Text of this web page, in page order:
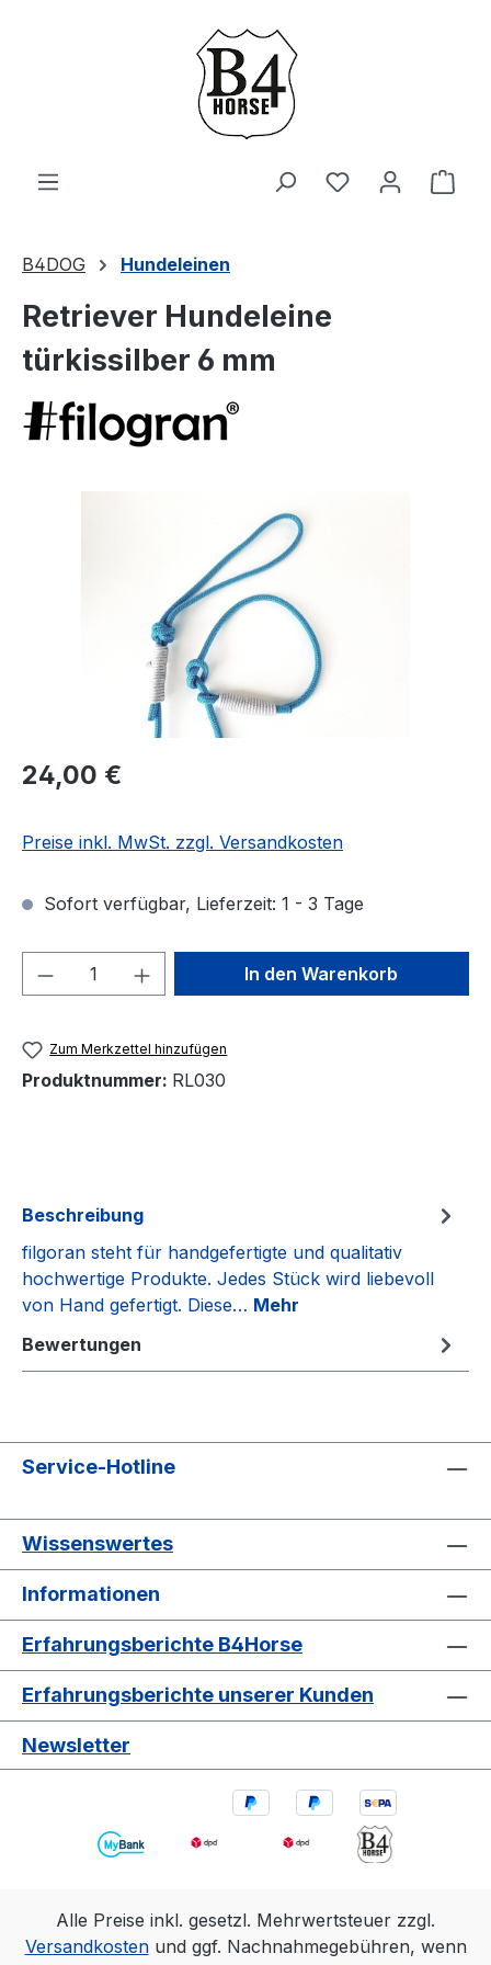
Zum Hauptinhalt springen
Du hast 0
B4DOG Hundeleinen
Retriever Hundeleine
türkissilber 6 mm
Regulärer Preis:
24,00 €
Preise inkl. MwSt. zzgl. Versandkosten
Sofort verfügbar, Lieferzeit: 1 - 3 Tage
Produkt Anzahl: Gib denIn den Warenkorb
Zum Merkzettel hinzufügen
Produktnummer: RL030
Beschreibung
filgoran steht für handgefertigte und qualitativ
hochwertige Produkte. Jedes Stück wird liebevoll
von Hand gefertigt. Diese… Mehr
Bewertungen
Service-Hotline
Wissenswertes
Informationen
Erfahrungsberichte B4Horse
Erfahrungsberichte unserer Kunden
Newsletter
Alle Preise inkl. gesetzl. Mehrwertsteuer zzgl.
Versandkostenund ggf. Nachnahmegebühren, wenn